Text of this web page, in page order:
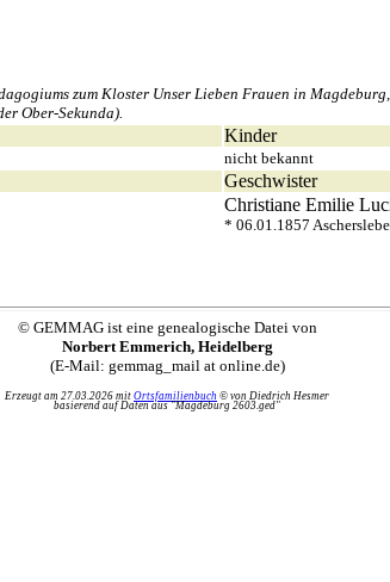
zum Kloster Unser Lieben Frauen in
Ober-Sekunda).
Kinder
nicht bekannt
Geschwister
Christiane Emilie
* 06.01.1857
© GEMMAG ist eine genealogische Datei von
Norbert Emmerich, Heidelberg
(E-Mail: gemmag_mail at online.de)
Erzeugt am 27.03.2026 mit Ortsfamilienbuch © von Diedrich Hesmer
basierend auf Daten aus "Magdeburg 2603.ged"